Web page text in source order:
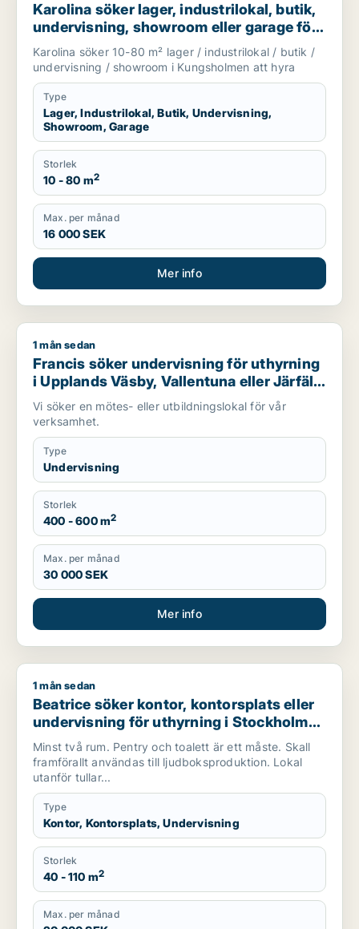
Karolina söker lager, industrilokal, butik,
undervisning, showroom eller garage för
uthyrning i Kungsholmen
Karolina söker 10-80 m² lager / industrilokal / butik /
undervisning / showroom i Kungsholmen att hyra
Type
Lager, Industrilokal, Butik, Undervisning,
Showroom, Garage
Storlek
10 - 80 m2
Max. per månad
16 000 SEK
Mer info
Francis söker undervisning för uthyrning i Upplands Väsby,
1 mån sedan
Francis söker undervisning för uthyrning
i Upplands Väsby, Vallentuna eller Järfälla
m.fl.
Vi söker en mötes- eller utbildningslokal för vår
verksamhet.
Type
Undervisning
Storlek
400 - 600 m2
Max. per månad
30 000 SEK
Mer info
Beatrice söker kontor, kontorsplats eller undervisning för
1 mån sedan
Beatrice söker kontor, kontorsplats eller
undervisning för uthyrning i Stockholm
Innerstad, Kungsholmen eller Vasastan
m.fl.
Minst två rum. Pentry och toalett är ett måste. Skall
framförallt användas till ljudboksproduktion. Lokal
utanför tullar...
Type
Kontor, Kontorsplats, Undervisning
Storlek
40 - 110 m2
Max. per månad